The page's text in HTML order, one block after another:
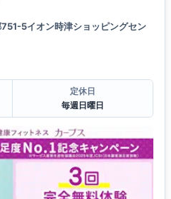
5イオン時津ショッピングセン
定休日
毎週日曜日